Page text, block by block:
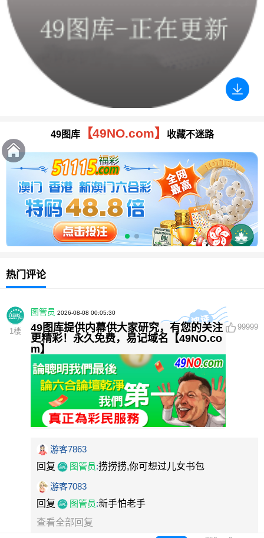
49图库【49NO.com】 收藏不迷路
热门评论
1 楼
图管员 2026-08-08 00:05:30
49图库提供内幕供大家研究，有您的关注
更精彩！永久免费，易记域名【49NO.co
m】
99999
游客7863
回复
图管员:捞捞捞,你可想过儿女书包
游客7083
回复
图管员:新手怕老手
查看全部回复